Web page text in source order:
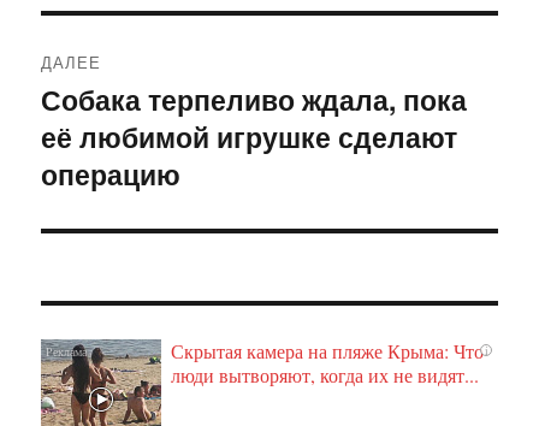
ДАЛЕЕ
Следующая
запись:
Собака терпеливо ждала, пока
её любимой игрушке сделают
операцию
i
Скрытая камера на пляже Крыма: Что
люди вытворяют, когда их не видят...